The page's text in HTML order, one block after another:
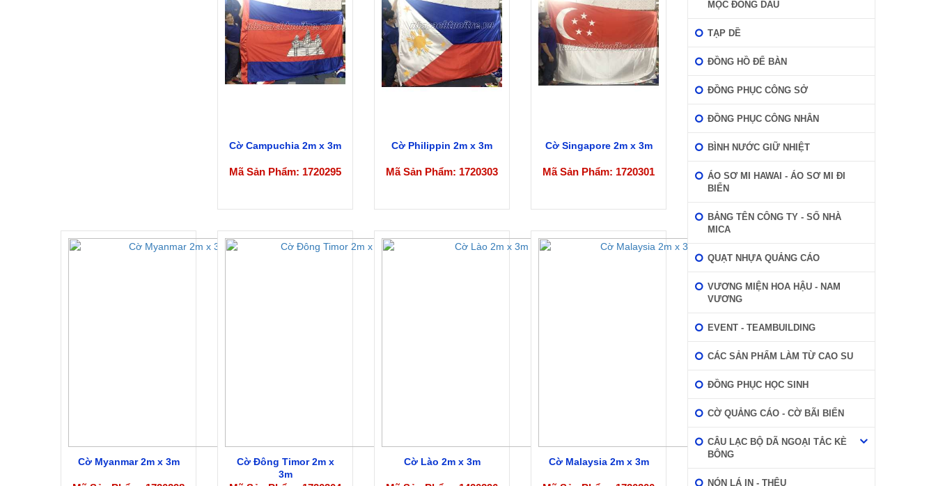
Cờ Campuchia 2m x 3m
Mã Sản Phẩm: 1720295
Cờ Philippin 2m x 3m
Mã Sản Phẩm: 1720303
Cờ Singapore 2m x 3m
Mã Sản Phẩm: 1720301
Cờ Myanmar 2m x 3m
Cờ Đông Timor 2m x
3m
Cờ Lào 2m x 3m Cờ Malaysia 2m x 3m
MỘC ĐÓNG DẤU
TẠP DỀ
ĐỒNG HỒ ĐỂ BÀN
ĐỒNG PHỤC CÔNG SỞ
ĐỒNG PHỤC CÔNG NHÂN
BÌNH NƯỚC GIỮ NHIỆT
ÁO SƠ MI HAWAI - ÁO SƠ MI ĐI
BIỂN
BẢNG TÊN CÔNG TY - SỐ NHÀ
MICA
QUẠT NHỰA QUẢNG CÁO
VƯƠNG MIỆN HOA HẬU - NAM
VƯƠNG
EVENT - TEAMBUILDING
CÁC SẢN PHẨM LÀM TỪ CAO SU
ĐỒNG PHỤC HỌC SINH
CỜ QUẢNG CÁO - CỜ BÃI BIỂN
CÂU LẠC BỘ DÃ NGOẠI TẮC KÈ
BÔNG
NÓN LÁ IN - THÊU